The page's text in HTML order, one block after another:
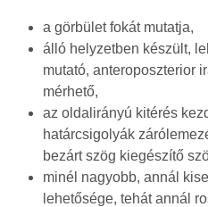
a görbület fokát mutatja,
álló helyzetben készült,
mutató, anteroposzterior
mérhető,
az oldalirányú kitérés
határcsigolyák
bezárt szög kiegészítő
minél nagyobb, annál
lehetősége, tehát annál